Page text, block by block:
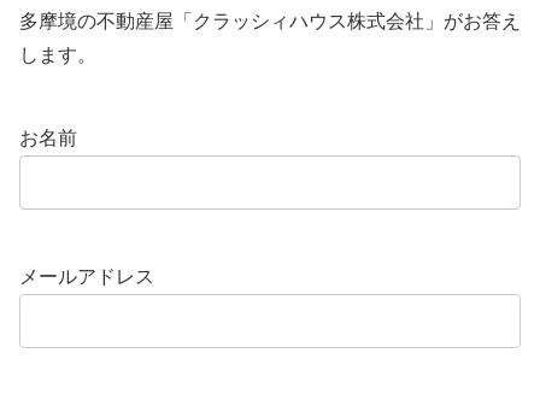
多摩境の不動産屋「クラッシィハウス株式会社」がお答え
します。
お名前
メールアドレス